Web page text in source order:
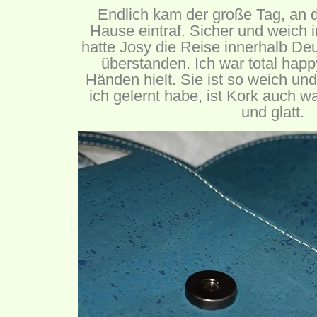
Endlich kam der große Tag, an
Hause eintraf. Sicher und weich
hatte Josy die Reise innerhalb
überstanden. Ich war total
Händen hielt. Sie ist so weich
ich gelernt habe, ist Kork auch
und glatt.